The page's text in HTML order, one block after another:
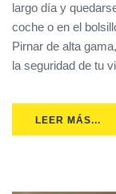
largo día y
coche o en el
Pirnar de alta
la seguridad de tu
LEER MÁS...